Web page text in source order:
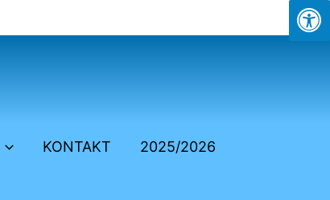
KONTAKT 2025/2026